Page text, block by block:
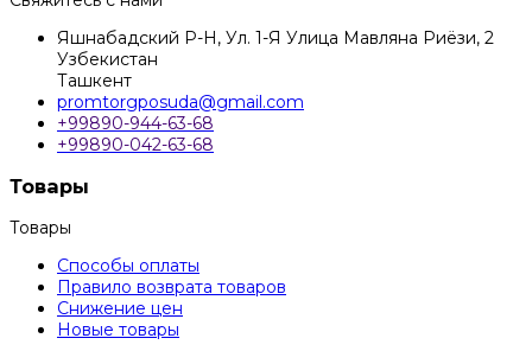
Яшнабадский Р-Н, Ул. 1-Я Улица Мавляна Риёзи, 2
Узбекистан
Ташкент
promtorgposuda@gmail.com
+99890-944-63-68
+99890-042-63-68
Товары
Товары
Способы оплаты
Правило возврата товаров
Снижение цен
Новые товары